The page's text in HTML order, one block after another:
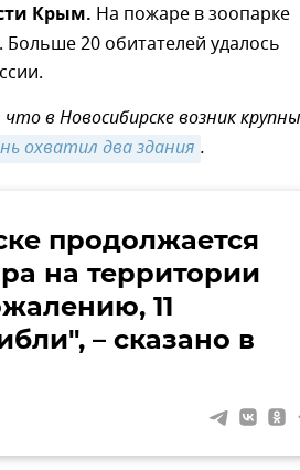
Крым. На пожаре в зоопарке
20 обитателей удалось
в Новосибирске возник
охватил два здания .
продолжается
на территории
11
– сказано в